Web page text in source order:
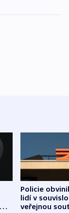
Policie
lidí v
veřejnou